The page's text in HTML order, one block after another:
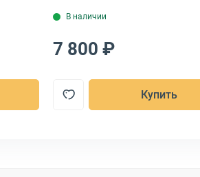
В наличии
7 800 ₽
Купить